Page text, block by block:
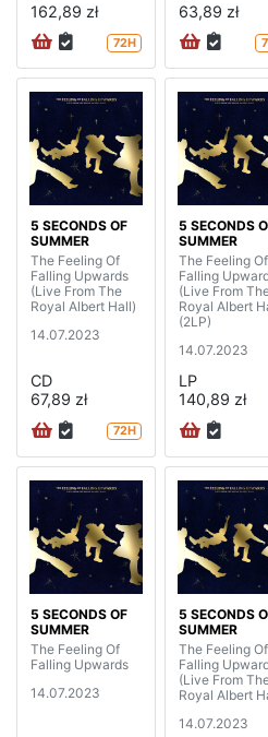
162,89 zł
72H
63,89 zł
5 SECONDS OF
SUMMER
The Feeling Of
Falling Upwards
(Live From The
Royal Albert Hall)
14.07.2023
CD
67,89 zł
72H
5 SECONDS
SUMMER
The Feeling Of
Falling
(Live From
Royal Albert
(2LP)
14.07.2023
LP
140,89 zł
5 SECONDS OF
SUMMER
The Feeling Of
Falling Upwards
14.07.2023
5 SECONDS
SUMMER
The Feeling Of
Falling
(Live From
Royal Albert
14.07.2023